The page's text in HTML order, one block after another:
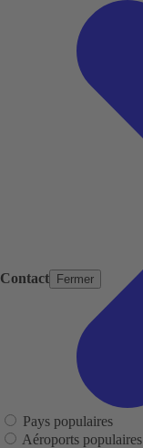
Contact Fermer
Pays populaires
Aéroports populaires